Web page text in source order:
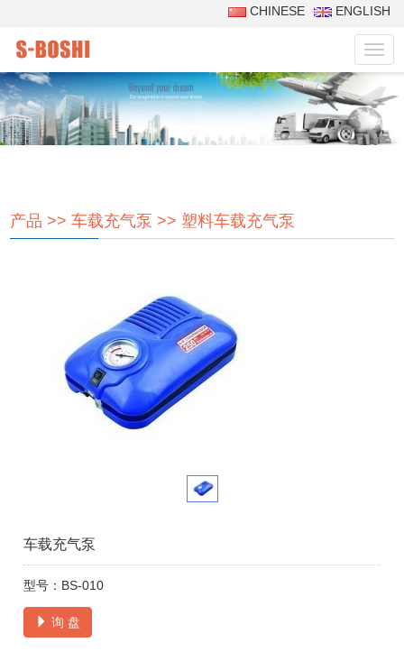
CHINESE ENGLISH
菜
单
产品 >>车载充气泵 >> 塑料车载充气泵
车载充气泵
型号：BS-010
询 盘